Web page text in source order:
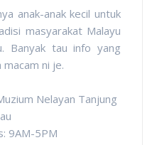
anak-anak kecil untuk
masyarakat Malayu
Banyak tau info yang
ni je.
Nelayan Tanjung
9AM-5PM